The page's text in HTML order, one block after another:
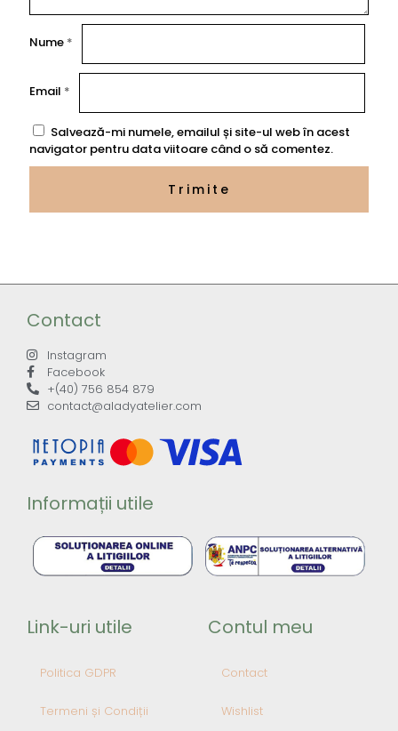
Nume *
Email *
Salvează-mi numele, emailul și site-ul web în acest
navigator pentru data viitoare când o să comentez.
Contact
Instagram
Facebook
+(40) 756 854 879
contact@aladyatelier.com
Informații utile
Link-uri utile
Politica GDPR
Termeni și Condiții
Contul meu
Contact
Wishlist